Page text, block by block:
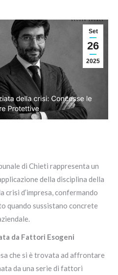
Set
26
2025
di Chieti rappresenta un
della disciplina della
crisi d’impresa, confermando
quando sussistano concrete
da Fattori Esogeni
che si è trovata ad affrontare
da una serie di fattori